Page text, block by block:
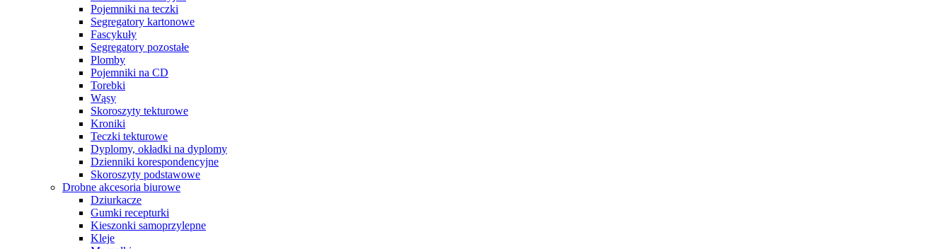
Pojemniki na teczki
Segregatory kartonowe
Fascykuły
Segregatory pozostałe
Plomby
Pojemniki na CD
Torebki
Wąsy
Skoroszyty tekturowe
Kroniki
Teczki tekturowe
Dyplomy, okładki na dyplomy
Dzienniki korespondencyjne
Skoroszyty podstawowe
Drobne akcesoria biurowe
Dziurkacze
Gumki recepturki
Kieszonki samoprzylepne
Kleje